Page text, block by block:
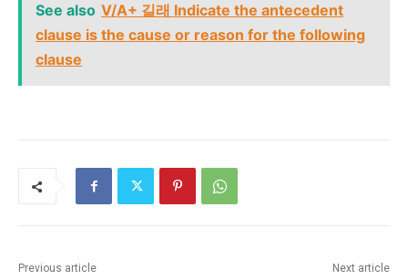
See also V/A+ 길래 Indicate the antecedent
clause is the cause or reason for the following
clause
Previous article Next article